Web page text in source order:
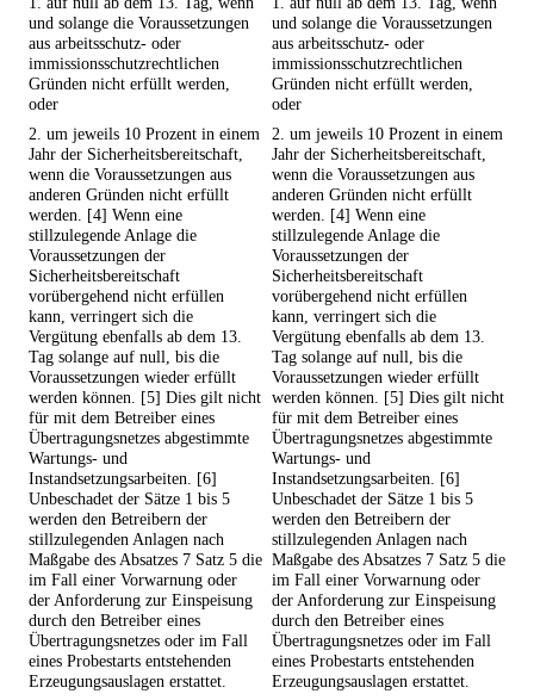
und solange die Voraussetzungen
aus arbeitsschutz- oder
immissionsschutzrechtlichen
Gründen nicht erfüllt werden,
oder
und solange die Voraussetzungen
aus arbeitsschutz- oder
immissionsschutzrechtlichen
Gründen nicht erfüllt werden,
oder
2. um jeweils 10 Prozent in einem
Jahr der Sicherheitsbereitschaft,
wenn die Voraussetzungen aus
anderen Gründen nicht erfüllt
werden. [4] Wenn eine
stillzulegende Anlage die
Voraussetzungen der
Sicherheitsbereitschaft
vorübergehend nicht erfüllen
kann, verringert sich die
Vergütung ebenfalls ab dem 13.
Tag solange auf null, bis die
Voraussetzungen wieder erfüllt
werden können. [5] Dies gilt nicht
für mit dem Betreiber eines
Übertragungsnetzes abgestimmte
Wartungs- und
Instandsetzungsarbeiten. [6]
Unbeschadet der Sätze 1 bis 5
werden den Betreibern der
stillzulegenden Anlagen nach
Maßgabe des Absatzes 7 Satz 5 die
im Fall einer Vorwarnung oder
der Anforderung zur Einspeisung
durch den Betreiber eines
Übertragungsnetzes oder im Fall
eines Probestarts entstehenden
Erzeugungsauslagen erstattet.
2. um jeweils 10 Prozent in einem
Jahr der Sicherheitsbereitschaft,
wenn die Voraussetzungen aus
anderen Gründen nicht erfüllt
werden. [4] Wenn eine
stillzulegende Anlage die
Voraussetzungen der
Sicherheitsbereitschaft
vorübergehend nicht erfüllen
kann, verringert sich die
Vergütung ebenfalls ab dem 13.
Tag solange auf null, bis die
Voraussetzungen wieder erfüllt
werden können. [5] Dies gilt nicht
für mit dem Betreiber eines
Übertragungsnetzes abgestimmte
Wartungs- und
Instandsetzungsarbeiten. [6]
Unbeschadet der Sätze 1 bis 5
werden den Betreibern der
stillzulegenden Anlagen nach
Maßgabe des Absatzes 7 Satz 5 die
im Fall einer Vorwarnung oder
der Anforderung zur Einspeisung
durch den Betreiber eines
Übertragungsnetzes oder im Fall
eines Probestarts entstehenden
Erzeugungsauslagen erstattet.